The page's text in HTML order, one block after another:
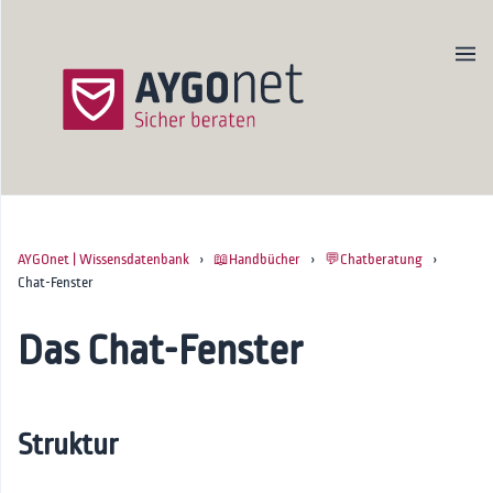
Produktseite
🚀Onboarding
AYGOnet | Wissensdatenbank › 📖Handbücher › 💬Chatberatung ›
Chat-Fenster
Das Chat-Fenster
Struktur